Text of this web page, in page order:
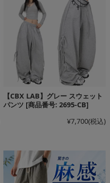
【CBX LAB】グレー スウェット
パンツ [商品番号: 2695-CB]
¥7,700(税込)